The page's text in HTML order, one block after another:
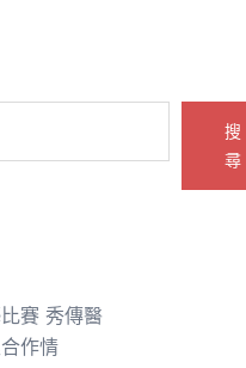
搜
尋
賽 秀傳醫
作情